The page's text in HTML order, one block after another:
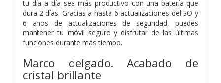
tu día a día sea más productivo con una batería que
dura 2 días. Gracias a hasta 6 actualizaciones del SO y
6 años de actualizaciones de seguridad, puedes
mantener tu móvil seguro y disfrutar de las últimas
funciones durante más tiempo.
Marco delgado. Acabado de
cristal brillante